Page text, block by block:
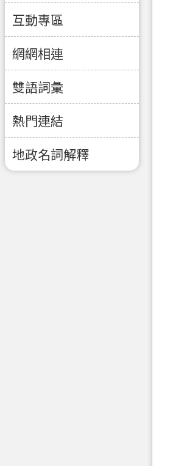
互動專區
網網相連
雙語詞彙
熱門連結
地政名詞解釋